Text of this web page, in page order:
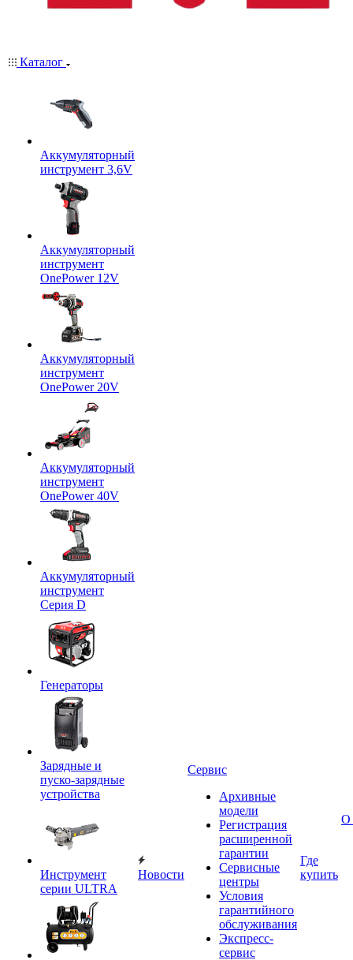
Каталог
Аккумуляторный
инструмент 3,6V
Аккумуляторный
инструмент
OnePower 12V
Аккумуляторный
инструмент
OnePower 20V
Аккумуляторный
инструмент
OnePower 40V
Аккумуляторный
инструмент
Серия D
Генераторы
Зарядные и
пуско-зарядные
устройства
Инструмент
серии ULTRA
Новости
Сервис
Архивные
модели
Регистрация
расширенной
гарантии
Сервисные
центры
Условия
гарантийного
обслуживания
Экспресс-
сервис
Где
купить
О